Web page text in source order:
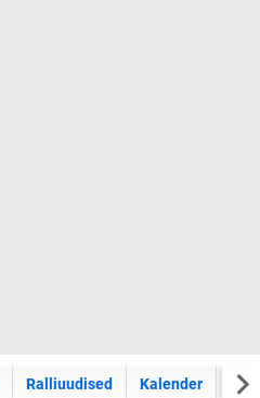
Ralliuudised Kalender